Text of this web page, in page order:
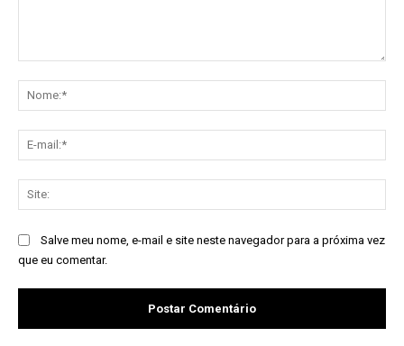
Salve meu nome, e-mail e site neste navegador para a próxima vez
que eu comentar.